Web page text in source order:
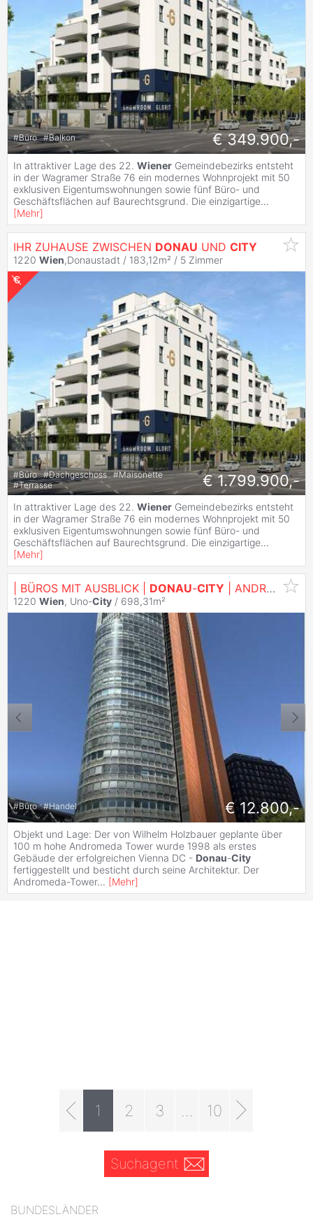
#Büro #Balkon € 349.900,-
In attraktiver Lage des 22. Wiener Gemeindebezirks entsteht
in der Wagramer Straße 76 ein modernes Wohnprojekt mit 50
exklusiven Eigentumswohnungen sowie fünf Büro- und
Geschäftsflächen auf Baurechtsgrund. Die einzigartige...
[Mehr]
IHR ZUHAUSE ZWISCHEN DONAU UND CITY
1220 Wien,Donaustadt / 183,12m² / 5 Zimmer
#Büro #Dachgeschoss #Maisonette
#Terrasse € 1.799.900,-
In attraktiver Lage des 22. Wiener Gemeindebezirks entsteht
in der Wagramer Straße 76 ein modernes Wohnprojekt mit 50
exklusiven Eigentumswohnungen sowie fünf Büro- und
Geschäftsflächen auf Baurechtsgrund. Die einzigartige...
[Mehr]
| BÜROS MIT AUSBLICK | DONAU-CITY | ANDROMEDA TOWER
1220 Wien, Uno-City / 698,31m²
#Büro #Handel € 12.800,-
Objekt und Lage: Der von Wilhelm Holzbauer geplante über
100 m hohe Andromeda Tower wurde 1998 als erstes
Gebäude der erfolgreichen Vienna DC - Donau-City
fertiggestellt und besticht durch seine Architektur. Der
Andromeda-Tower... [Mehr]
1 2 3 10
Suchagent
BUNDESLÄNDER